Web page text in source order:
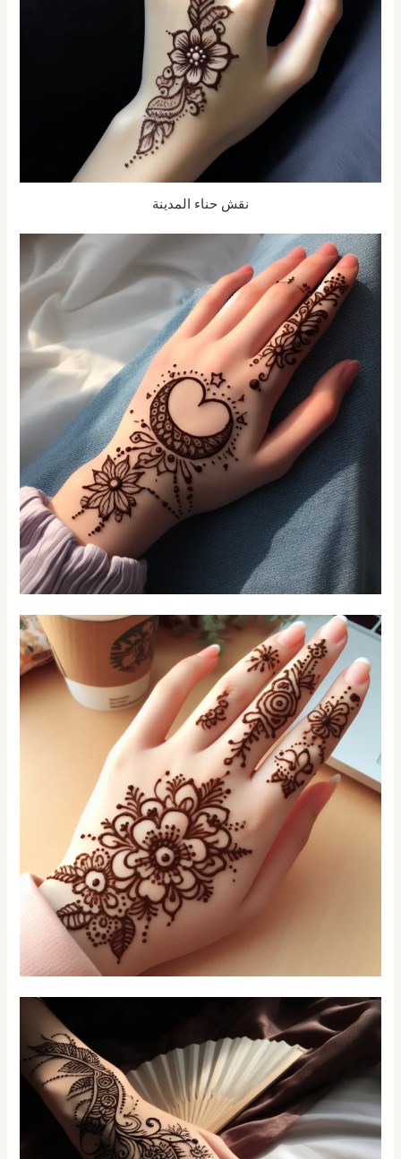
نقش حناء المدينة